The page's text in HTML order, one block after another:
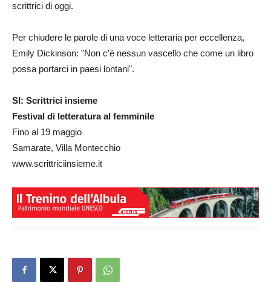
scrittrici di oggi.
Per chiudere le parole di una voce letteraria per eccellenza,
Emily Dickinson: "Non c'è nessun vascello che come un libro
possa portarci in paesi lontani".
SI: Scrittrici insieme
Festival di letteratura al femminile
Fino al 19 maggio
Samarate, Villa Montecchio
www.scrittriciinsieme.it